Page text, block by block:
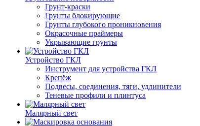
Грунт-краски
Грунты блокирующие
Грунты глубокого проникновения
Окрасочные праймеры
Укрывающие грунты
Устройство ГКЛ
Инструмент для устройства ГКЛ
Крепёж
Подвесы, соединения, тяги, удлинители
Теневые профили и плинтуса
Малярный свет